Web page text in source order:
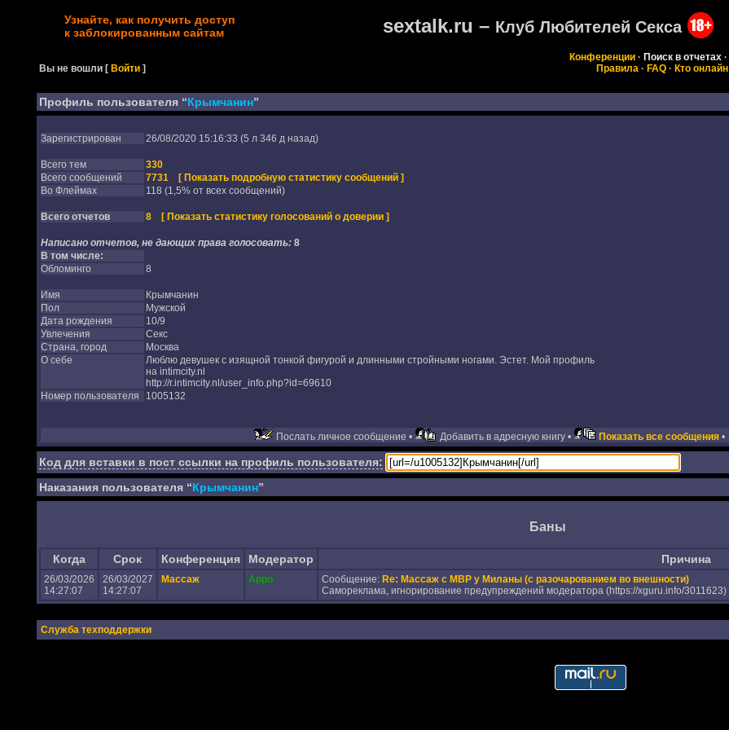
Узнайте, как получить доступ
к заблокированным сайтам
sextalk.ru – Клуб Любителей Секса
Вы не вошли [Войти ]
Конференции· Поиск в отчетах·
Правила · FAQ · Кто онлайн
Профиль пользователя “Крымчанин”
Зарегистрирован 26/08/2020 15:16:33 (5 л 346 д назад)
Всего тем
330
Всего сообщений
7731
[ Показать подробную статистику сообщений ]
Во Флеймах
118 (1,5% от всех сообщений)
Всего отчетов 8 [ Показать статистику голосований о доверии ]
Написано отчетов, не дающих права голосовать: 8
В том числе:
Обломинго
8
Имя
Крымчанин
Пол
Мужской
Дата рождения
10/9
Увлечения
Секс
Страна, город
Москва
О себе
Люблю девушек с изящной тонкой фигурой и длинными стройными ногами. Эстет. Мой профиль
на intimcity.nl
http://r.intimcity.nl/user_info.php?id=69610
Номер пользователя
1005132
Послать личное сообщение • Добавить в адресную книгу • Показать все сообщения•
Код для вставки в пост ссылки на профиль пользователя:
Наказания пользователя “Крымчанин”
Баны
Когда Срок Конференция Модератор Причина
26/03/2026
14:27:07
26/03/2027
14:27:07
Массаж Appo Сообщение: Re: Массаж с МВР у Миланы (с разочарованием во внешности)
Самореклама, игнорирование предупреждений модератора (https://xguru.info/3011623)
Служба техподдержки